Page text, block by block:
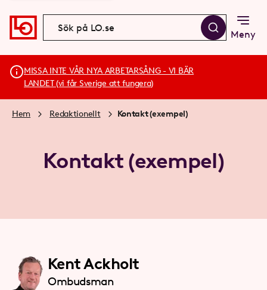
Meny
MISSA INTE VÅR NYA ARBETARSÅNG - VI BÄR
LANDET (vi får Sverige att fungera)
Hem Redaktionellt Kontakt (exempel)
Kontakt (exempel)
Kent Ackholt
Ombudsman